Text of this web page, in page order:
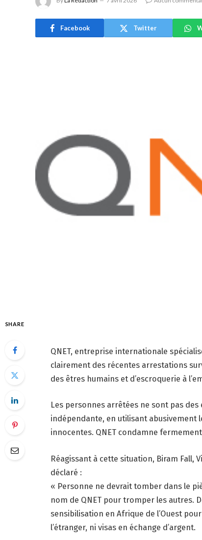
Facebook Twitter
SHARE
QNET, entreprise internationale
clairement des récentes arrestations
des êtres humains et d’escroquerie à
Les personnes arrêtées ne sont pas des
indépendante, en utilisant abusivement
innocentes. QNET condamne
Réagissant à cette situation, Biram Fall,
déclaré :
« Personne ne devrait tomber dans le
nom de QNET pour tromper les autres.
sensibilisation en Afrique de l’Ouest
l’étranger, ni visas en échange d’argent.